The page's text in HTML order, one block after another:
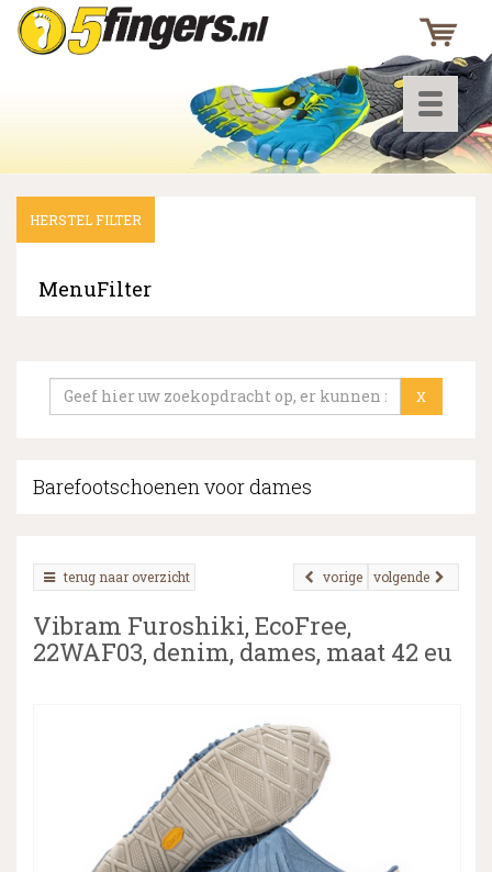
Toggle
▼
▼
HERSTEL FILTER
MenuFilter
X
Barefootschoenen voor dames
terug naar overzicht volgende
vorige
Vibram Furoshiki, EcoFree,
22WAF03, denim, dames, maat 42 eu